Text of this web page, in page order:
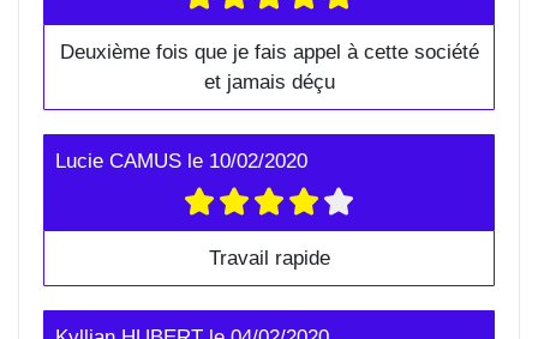
Deuxième fois que je fais appel à cette société
et jamais déçu
Lucie CAMUS le 10/02/2020
Travail rapide